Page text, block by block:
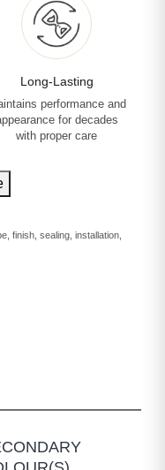
Long-Lasting
performance and
for decades
with proper care
finish, sealing, installation,